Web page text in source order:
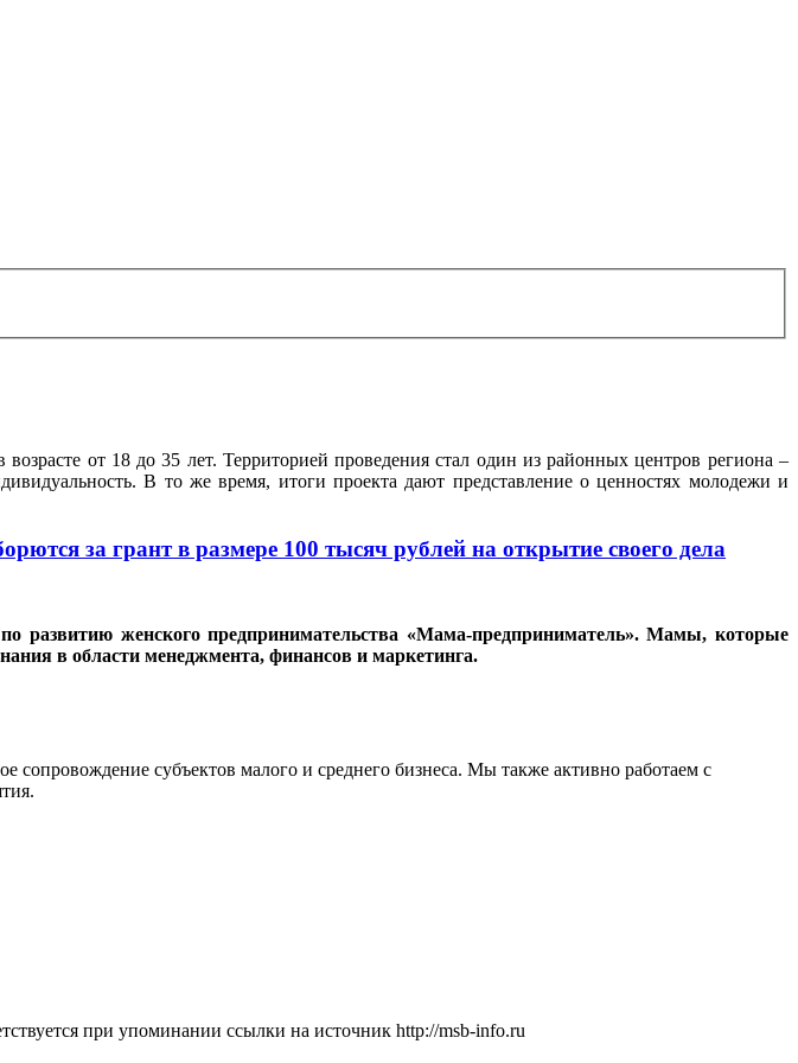
от 18 до 35 лет. Территорией проведения стал один из районных центров региона –
В то же время, итоги проекта дают представление о ценностях молодежи и
за грант в размере 100 тысяч рублей на открытие своего дела
развитию женского предпринимательства «Мама-предприниматель». Мамы, которые
в области менеджмента, финансов и маркетинга.
субъектов малого и среднего бизнеса. Мы также активно работаем с
при упоминании ссылки на источник http://msb-info.ru